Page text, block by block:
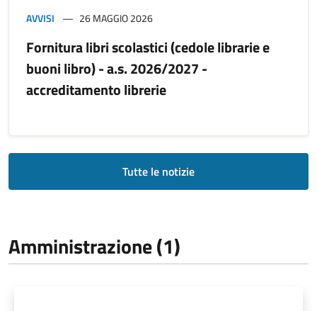
AVVISI 26 MAGGIO 2026
Fornitura libri scolastici (cedole librarie e
buoni libro) - a.s. 2026/2027 -
accreditamento librerie
Tutte le notizie
Amministrazione (1)